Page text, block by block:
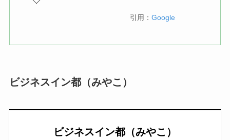
引用：Google
ビジネスイン都（みやこ）
ビジネスイン都（みやこ）